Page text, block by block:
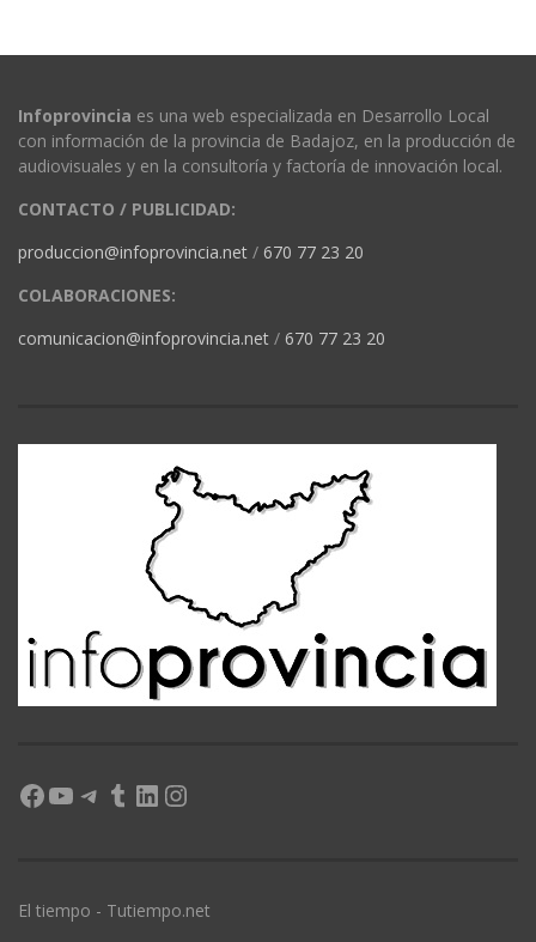
Infoprovincia es una web especializada en Desarrollo Local
con información de la provincia de Badajoz, en la producción de
audiovisuales y en la consultoría y factoría de innovación local.
CONTACTO / PUBLICIDAD:
produccion@infoprovincia.net / 670 77 23 20
COLABORACIONES:
comunicacion@infoprovincia.net / 670 77 23 20
Facebook
YouTube
Telegram
Tumblr
LinkedIn
Instagram
El tiempo - Tutiempo.net